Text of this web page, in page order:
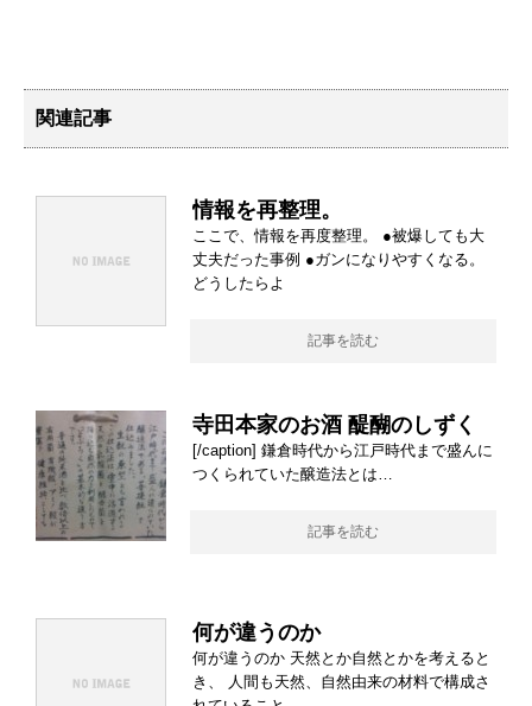
関連記事
情報を再整理。
ここで、情報を再度整理。 ●被爆しても大
丈夫だった事例 ●ガンになりやすくなる。
どうしたらよ
記事を読む
寺田本家のお酒 醍醐のしずく
[/caption] 鎌倉時代から江戸時代まで盛んに
つくられていた醸造法とは…
記事を読む
何が違うのか
何が違うのか 天然とか自然とかを考えると
き、 人間も天然、自然由来の材料で構成さ